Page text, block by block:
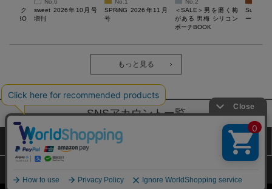
るスク
ぷにBO
No.6
sweet 2026年10月号
増刊
No.1
SPRiNG 2026年11月
号
No.2
＜SALE＞男を磨く梅
がある 男梅 シリコン
ポーチBOOK
ーツチャ
もっと見る
SNSアカウントー覧
サイトマップ